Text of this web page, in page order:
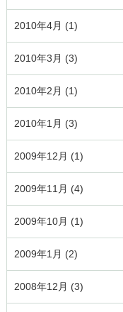
2010年4月 (1)
2010年3月 (3)
2010年2月 (1)
2010年1月 (3)
2009年12月 (1)
2009年11月 (4)
2009年10月 (1)
2009年1月 (2)
2008年12月 (3)